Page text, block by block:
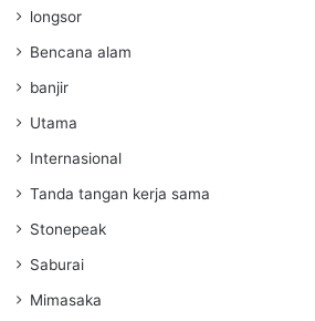
longsor
Bencana alam
banjir
Utama
Internasional
Tanda tangan kerja sama
Stonepeak
Saburai
Mimasaka